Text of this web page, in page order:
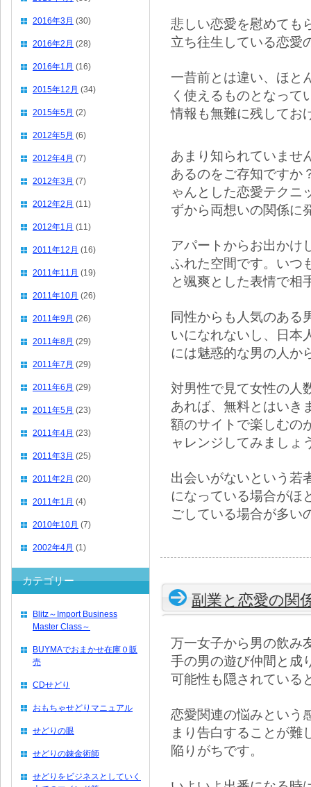
悲しい恋愛を慰めても
立ち往生している恋愛
一昔前とは違い、ほと
く使えるものとなって
情報も無難に残してお
あまり知られていませ
あるのをご存知ですか
ゃんとした恋愛テクニ
ずから両想いの関係に
アパートからお出かけ
ふれた空間です。いつ
と颯爽とした表情で相
同性からも人気のある
いになれないし、日本
には魅惑的な男の人か
対男性で見て女性の人
あれば、無料とはいき
額のサイトで楽しむの
ャレンジしてみましょ
出会いがないという若
になっている場合がほ
ごしている場合が多い
副業と恋愛の関
万一女子から男の飲み
手の男の遊び仲間と成
可能性も隠されている
恋愛関連の悩みという
まり告白することが難
陥りがちです。
2016年3月 (30)
2016年2月 (28)
2016年1月 (16)
2015年12月 (34)
2015年5月 (2)
2012年5月 (6)
2012年4月 (7)
2012年3月 (7)
2012年2月 (11)
2012年1月 (11)
2011年12月 (16)
2011年11月 (19)
2011年10月 (26)
2011年9月 (26)
2011年8月 (29)
2011年7月 (29)
2011年6月 (29)
2011年5月 (23)
2011年4月 (23)
2011年3月 (25)
2011年2月 (20)
2011年1月 (4)
2010年10月 (7)
2002年4月 (1)
カテゴリー
Blitz～Import Business
Master Class～
BUYMAでおまかせ在庫０販
売
CDせどり
おもちゃせどりマニュアル
せどりの眼
せどりの錬金術師
せどりをビジネスとしていく